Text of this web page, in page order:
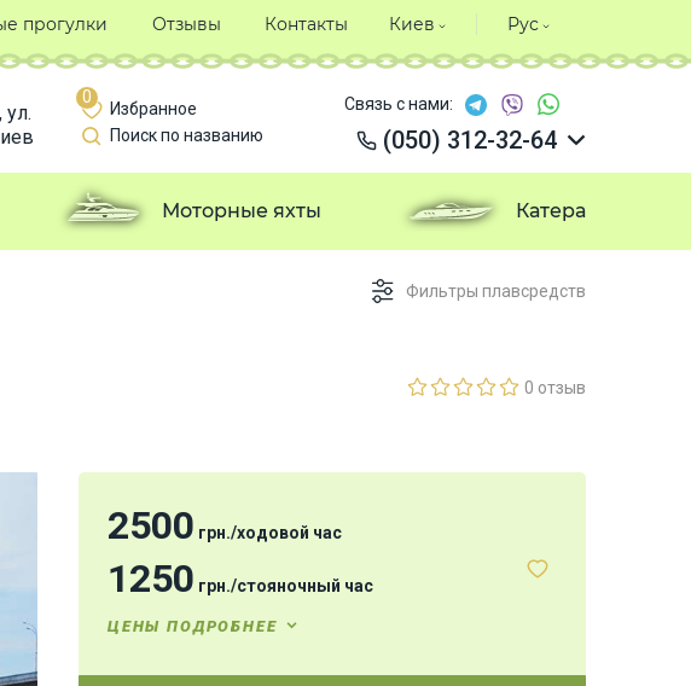
Фильтры плавсредств
0 отзыв
2500 грн./ходовой час
1250 грн./стояночный час
ЦЕНЫ ПОДРОБНЕЕ
прогулки Отзывы Контакты Киев Рус
0
Избранное
Поиск по названию
Связь с нами:
(050) 312-32-64
(050) 312-32-64
(050) 312-32-64
(050) 312-32-64
Моторные яхты Катера